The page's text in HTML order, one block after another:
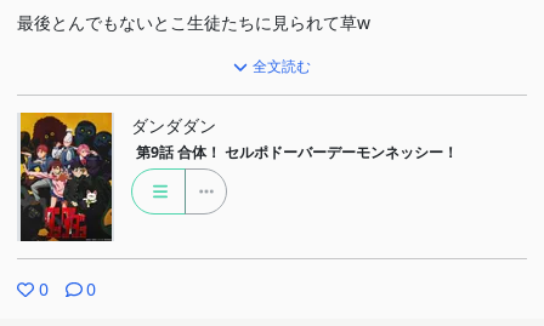
最後とんでもないとこ生徒たちに見られて草w
全文読む
ダンダダン
第9話 合体！ セルポドーバーデーモンネッシー！
0 0